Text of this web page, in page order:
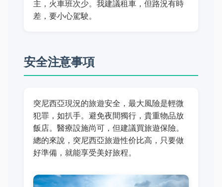
主，火車班次少。我建議租車，但路況有時
差，要小心駕駛。
安全注意事項
突尼西亞現況的旅遊安全，最大風險是輕微
犯罪，如扒手。避免夜間獨行，貴重物品放
飯店。醫療設施尚可，但建議買旅遊保險。
總的來說，突尼西亞旅遊性价比高，只要做
好準備，就能享受美好旅程。